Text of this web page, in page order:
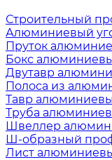
Строительный
Алюминиевый
Пруток
Бокс
Двутавр
Полоса из
Тавр
Труба
Швеллер
Ш-образный
Лист